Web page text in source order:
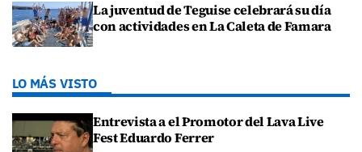
La juventud de Teguise celebrará su día
con actividades en La Caleta de Famara
LO MÁS VISTO
Entrevista a el Promotor del Lava Live
Fest Eduardo Ferrer